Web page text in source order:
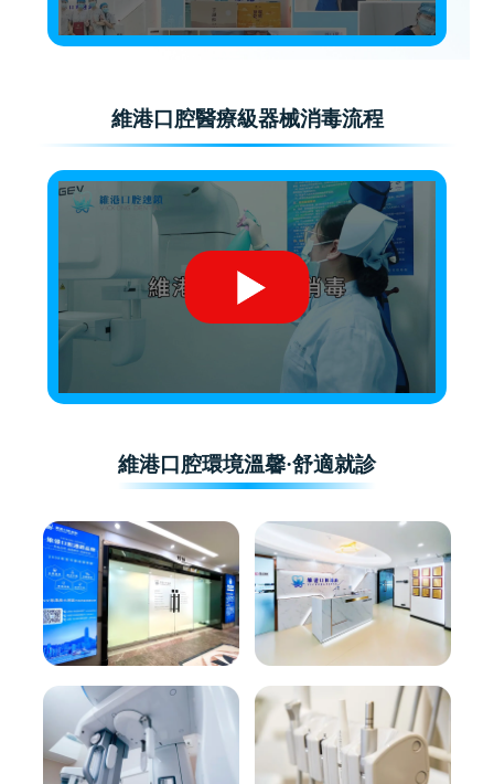
維港口腔醫療級器械消毒流程
維港口腔環境溫馨·舒適就診